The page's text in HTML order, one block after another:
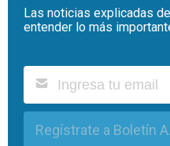
Las noticias explicadas
entender lo más
Regístrate a Boletín